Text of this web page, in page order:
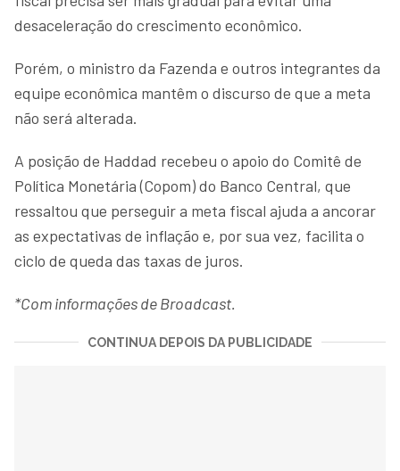
desaceleração do crescimento econômico.
Porém, o ministro da Fazenda e outros integrantes da
equipe econômica mantêm o discurso de que a meta
não será alterada.
A posição de Haddad recebeu o apoio do Comitê de
Política Monetária (Copom) do Banco Central, que
ressaltou que perseguir a meta fiscal ajuda a ancorar
as expectativas de inflação e, por sua vez, facilita o
ciclo de queda das taxas de juros.
*Com informações de Broadcast.
CONTINUA DEPOIS DA PUBLICIDADE